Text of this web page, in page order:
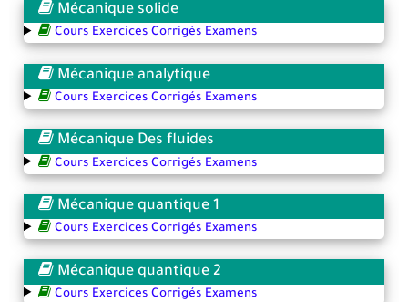
Mécanique solide
Cours Exercices Corrigés Examens
Mécanique analytique
Cours Exercices Corrigés Examens
Mécanique Des fluides
Cours Exercices Corrigés Examens
Mécanique quantique 1
Cours Exercices Corrigés Examens
Mécanique quantique 2
Cours Exercices Corrigés Examens